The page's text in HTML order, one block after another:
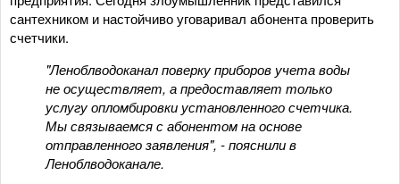
сантехником и настойчиво уговаривал абонента проверить
счетчики.
"Леноблводоканал поверку приборов учета воды
не осуществляет, а предоставляет только
услугу опломбировки установленного счетчика.
Мы связываемся с абонентом на основе
отправленного заявления", - пояснили в
Леноблводоканале.